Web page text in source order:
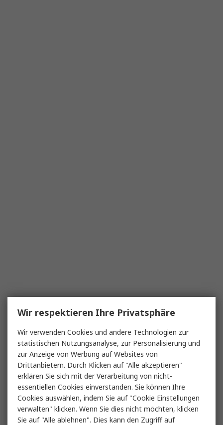
Wir respektieren Ihre Privatsphäre
Wir verwenden Cookies und andere Technologien zur
statistischen Nutzungsanalyse, zur Personalisierung und
zur Anzeige von Werbung auf Websites von
Drittanbietern. Durch Klicken auf "Alle akzeptieren"
erklären Sie sich mit der Verarbeitung von nicht-
essentiellen Cookies einverstanden. Sie können Ihre
Cookies auswählen, indem Sie auf "Cookie Einstellungen
verwalten" klicken. Wenn Sie dies nicht möchten, klicken
Sie auf "Alle ablehnen". Dies kann den Zugriff auf